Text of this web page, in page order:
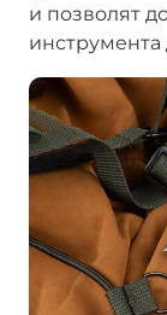
и позволят